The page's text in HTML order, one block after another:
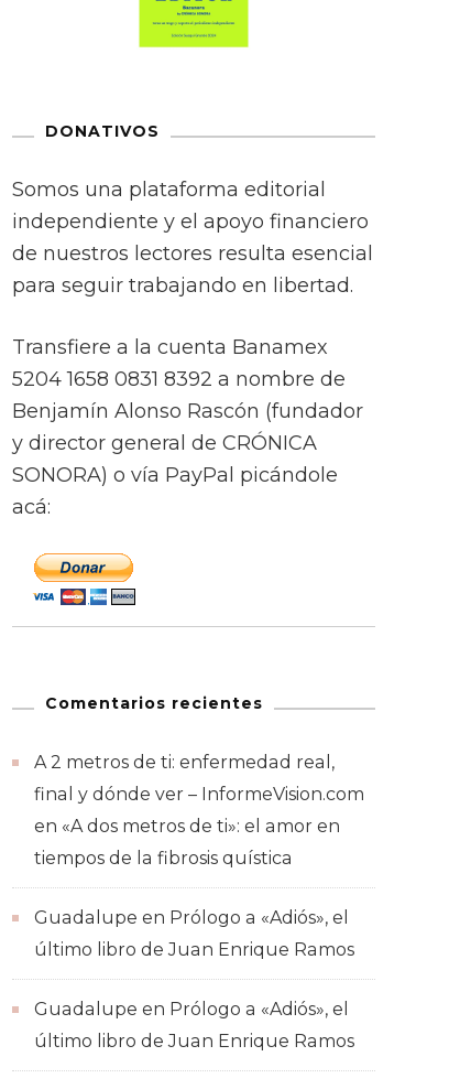
DONATIVOS
Somos una plataforma editorial
independiente y el apoyo financiero
de nuestros lectores resulta esencial
para seguir trabajando en libertad.
Transfiere a la cuenta Banamex
5204 1658 0831 8392 a nombre de
Benjamín Alonso Rascón (fundador
y director general de CRÓNICA
SONORA) o vía PayPal picándole
acá:
Comentarios recientes
A 2 metros de ti: enfermedad real,
final y dónde ver – InformeVision.com
en «A dos metros de ti»: el amor en
tiempos de la fibrosis quística
Guadalupe en Prólogo a «Adiós», el
último libro de Juan Enrique Ramos
Guadalupe en Prólogo a «Adiós», el
último libro de Juan Enrique Ramos